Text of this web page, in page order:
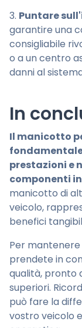
3. Puntare
garantire una
consigliabile
o a un centro
danni al
In
Il manicotto
prestazioni e
componenti
manicotto di
veicolo,
benefici
Per
prendete in
qualità, pronto
superiori.
può fare la
vostro veicolo